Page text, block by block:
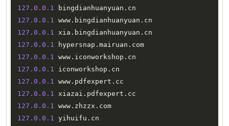
127.0 .0 .1 bingdianhuanyuan .
127.0 .0 .1 www . bingdianhuanyuan .
127.0 .0 .1 xia . bingdianhuanyuan .
127.0 .0 .1 hypersnap . mairuan .
127.0 .0 .1 www . iconworkshop .
127.0 .0 .1 iconworkshop .
127.0 .0 .1 www . pdfexpert .
127.0 .0 .1 xiazai . pdfexpert .
127.0 .0 .1 www . zhzzx .
127.0 .0 .1 yihuifu .